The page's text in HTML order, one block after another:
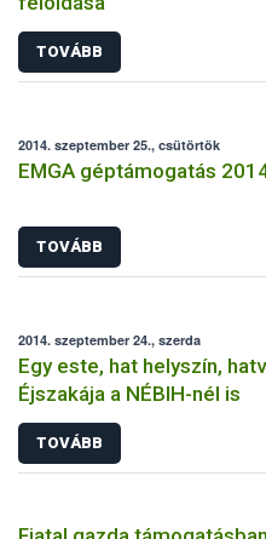
TOVÁBB
2014. szeptember 25., csütörtök
EMGA géptámogatás
TOVÁBB
2014. szeptember 24., szerda
Egy este, hat helyszín,
Éjszakája a NÉBIH-nél is
TOVÁBB